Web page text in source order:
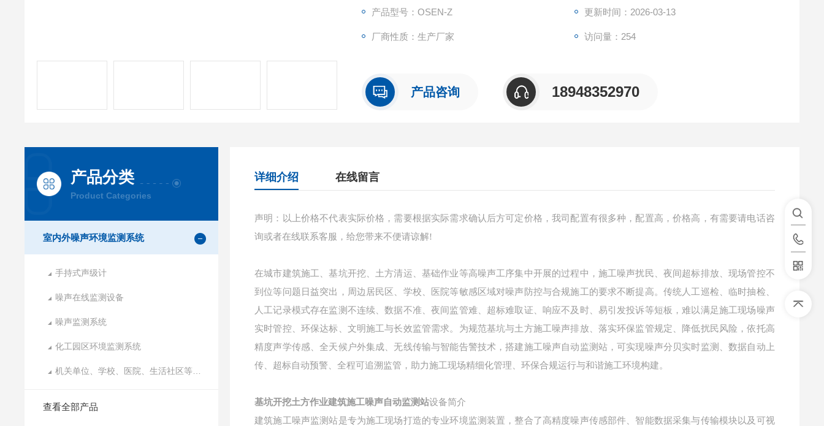
产品型号：OSEN-Z 更新时间：2026-03-13
厂商性质：生产厂家 访问量：254
产品咨询 18948352970
产品分类
Product Categories
室内外噪声环境监测系统
手持式声级计
噪声在线监测设备
噪声监测系统
化工园区环境监测系统
机关单位、学校、医院、生活社区等室内外适用
查看全部产品
详细介绍 在线留言
声明：以上价格不代表实际价格，需要根据实际需求确认后方可定价格，我司配置有很多种，配置高，价格高，有需要请电话咨
询或者在线联系客服，给您带来不便请谅解!
在城市建筑施工、基坑开挖、土方清运、基础作业等高噪声工序集中开展的过程中，施工噪声扰民、夜间超标排放、现场管控不
到位等问题日益突出，周边居民区、学校、医院等敏感区域对噪声防控与合规施工的要求不断提高。传统人工巡检、临时抽检、
人工记录模式存在监测不连续、数据不准、夜间监管难、超标难取证、响应不及时、易引发投诉等短板，难以满足施工现场噪声
实时管控、环保达标、文明施工与长效监管需求。为规范基坑与土方施工噪声排放、落实环保监管规定、降低扰民风险，依托高
精度声学传感、全天候户外集成、无线传输与智能告警技术，搭建施工噪声自动监测站，可实现噪声分贝实时监测、数据自动上
传、超标自动预警、全程可追溯监管，助力施工现场精细化管理、环保合规运行与和谐施工环境构建。
基坑开挖土方作业建筑施工噪声自动监测站设备简介
建筑施工噪声监测站是专为施工现场打造的专业环境监测装置，整合了高精度噪声传感部件、智能数据采集与传输模块以及可视